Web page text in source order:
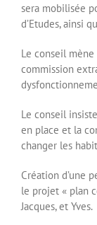
sera mobilisée
d’Etudes, ainsi
Le conseil
commission
Le conseil
en place et la
changer les
Création d’une
le projet « plan
Jacques, et Yves.